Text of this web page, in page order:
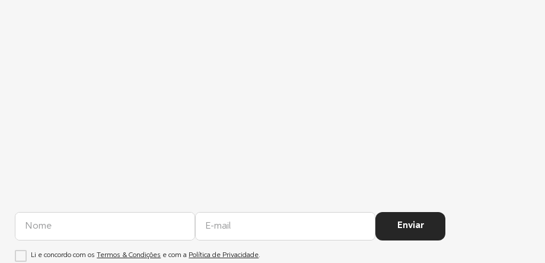
Enviar
Li e concordo com os Termos & Condições e com a Política de Privacidade.